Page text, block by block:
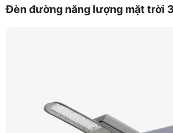
Đèn đường năng lượng mặt trời